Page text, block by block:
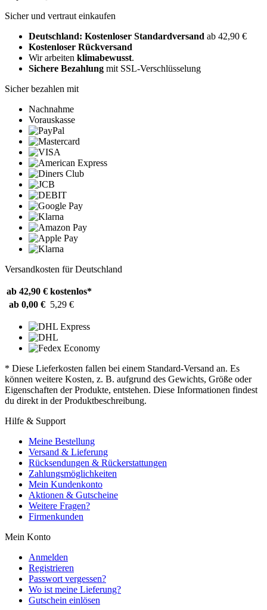
Sicher und vertraut einkaufen
Deutschland: Kostenloser Standardversand ab 42,90 €
Kostenloser Rückversand
Wir arbeiten klimabewusst.
Sichere Bezahlung mit SSL-Verschlüsselung
Sicher bezahlen mit
Nachnahme
Vorauskasse
Versandkosten für Deutschland
ab 42,90 € kostenlos*
ab 0,00 € 5,29 €
* Diese Lieferkosten fallen bei einem Standard-Versand an. Es
können weitere Kosten, z. B. aufgrund des Gewichts, Größe oder
Eigenschaften der Produkte, entstehen. Diese Informationen findest
du direkt in der Produktbeschreibung.
Hilfe & Support
Meine Bestellung
Versand & Lieferung
Rücksendungen & Rückerstattungen
Zahlungsmöglichkeiten
Mein Kundenkonto
Aktionen & Gutscheine
Weitere Fragen?
Firmenkunden
Mein Konto
Anmelden
Registrieren
Passwort vergessen?
Wo ist meine Lieferung?
Gutschein einlösen